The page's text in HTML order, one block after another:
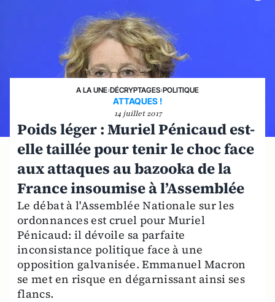
A LA UNE›DÉCRYPTAGES›POLITIQUE
ATTAQUES !
14 juillet 2017
Poids léger : Muriel Pénicaud est-
elle taillée pour tenir le choc face
aux attaques au bazooka de la
France insoumise à l’Assemblée
Le débat à l'Assemblée Nationale sur les
ordonnances est cruel pour Muriel
Pénicaud: il dévoile sa parfaite
inconsistance politique face à une
opposition galvanisée. Emmanuel Macron
se met en risque en dégarnissant ainsi ses
flancs.